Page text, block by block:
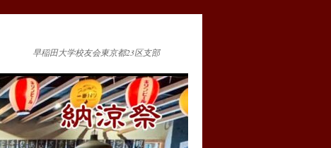
早稲田大学校友会東京都23区支部